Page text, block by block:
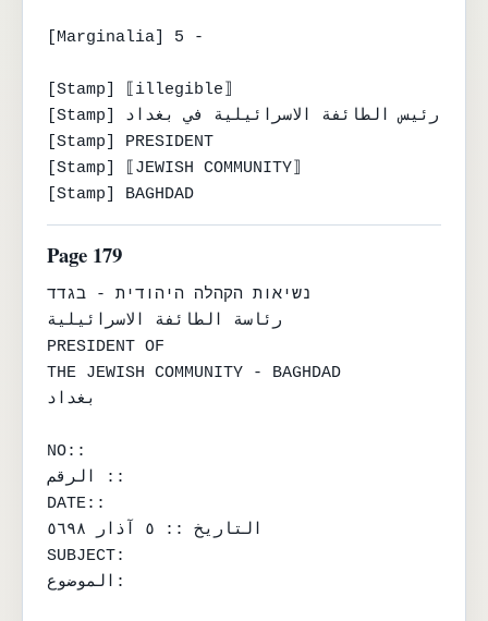
[Marginalia] 5 -
[Stamp] ⟦illegible⟧
[Stamp] رئيس الطائفة الاسرائيلية في بغداد
[Stamp] PRESIDENT
[Stamp] ⟦JEWISH COMMUNITY⟧
[Stamp] BAGHDAD
Page 179
נשיאות הקהלה היהודית - בגדד
رئاسة الطائفة الاسرائيلية
PRESIDENT OF
THE JEWISH COMMUNITY - BAGHDAD
بغداد
NO::
الرقم ::
DATE::
التاريخ :: ٥ آذار ٥٦٩٨
SUBJECT:
الموضوع: